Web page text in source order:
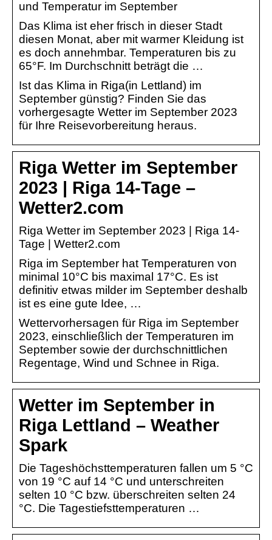
und Temperatur im September
Das Klima ist eher frisch in dieser Stadt
diesen Monat, aber mit warmer Kleidung ist
es doch annehmbar. Temperaturen bis zu
65°F. Im Durchschnitt beträgt die …
Ist das Klima in Riga(in Lettland) im
September günstig? Finden Sie das
vorhergesagte Wetter im September 2023
für Ihre Reisevorbereitung heraus.
Riga Wetter im September
2023 | Riga 14-Tage –
Wetter2.com
Riga Wetter im September 2023 | Riga 14-
Tage | Wetter2.com
Riga im September hat Temperaturen von
minimal 10°C bis maximal 17°C. Es ist
definitiv etwas milder im September deshalb
ist es eine gute Idee, …
Wettervorhersagen für Riga im September
2023, einschließlich der Temperaturen im
September sowie der durchschnittlichen
Regentage, Wind und Schnee in Riga.
Wetter im September in
Riga Lettland – Weather
Spark
Die Tageshöchsttemperaturen fallen um 5 °C
von 19 °C auf 14 °C und unterschreiten
selten 10 °C bzw. überschreiten selten 24
°C. Die Tagestiefsttemperaturen …